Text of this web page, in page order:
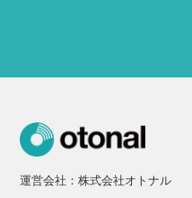
運営会社：株式会社オトナル